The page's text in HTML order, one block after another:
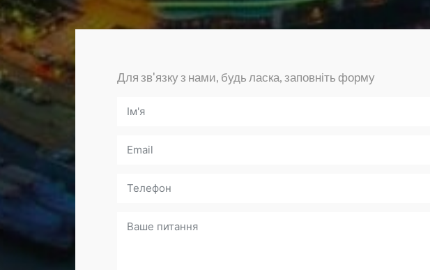
Для зв'язку з нами, будь ласка, заповніть форму